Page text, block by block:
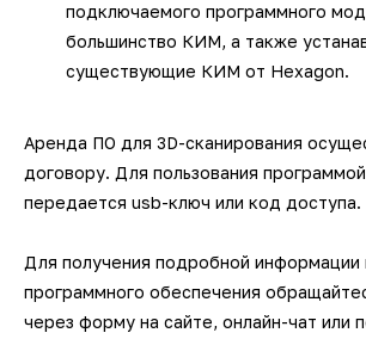
подключаемого программного
большинство КИМ, а также
существующие КИМ от Hexagon.
Аренда ПО для 3D-сканирования
договору. Для пользования программой
передается usb-ключ или код доступа.
Для получения подробной информации
программного обеспечения
через форму на сайте, онлайн-чат или